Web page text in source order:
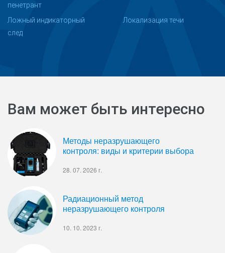
пенетрант
Ложный индикаторный
след
Локализация течи
Вам может быть интересно
Методы неразрушающего
контроля: виды и критерии выбора
28. 07. 2026 г.
Радиационный метод
неразрушающего контроля
10. 10. 2023 г.